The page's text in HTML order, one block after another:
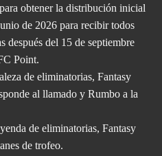
obtener la distribución inicial
de 2026 para recibir todos
después del 15 de septiembre
Point.
de eliminatorias, Fantasy
al llamado y Rumbo a la
de eliminatorias, Fantasy
de trofeo.